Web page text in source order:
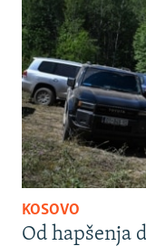
KOSOVO
Od hapšenja